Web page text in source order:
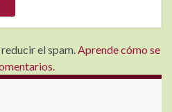
el spam. Aprende cómo se